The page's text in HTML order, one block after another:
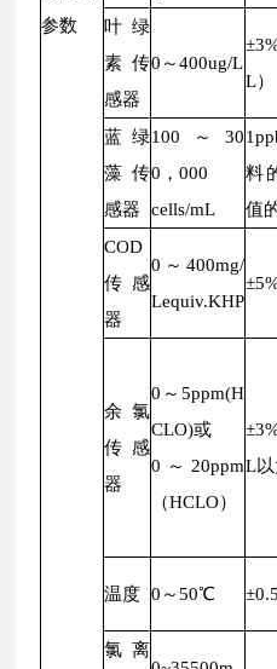
参数
叶绿
素传
感器
0～400ug/L
L）
蓝绿
藻传
感器
100～30
0，000
cells/mL
料
值
COD
传感
器
0～400mg/
Lequiv.KHP
余氯
传感
器
0～5ppm(H
CLO)或
0～20ppm
（HCLO）
L
温度 0～50℃
氯离